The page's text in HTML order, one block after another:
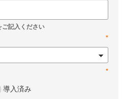
*
*
導入済み